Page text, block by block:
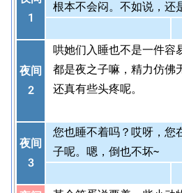
1
根本不会闷。不如说，还
夜间
2
哄她们入睡也不是一件容
都是夜之子嘛，精力仿佛
还真有些头疼呢。
夜间
3
您也睡不着吗？哎呀，您
子呢。嗯，倒也不坏~